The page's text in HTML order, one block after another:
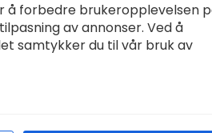
SENDER SAMME DAG I
KR 1000
å forbedre brukeropplevelsen
av annonser. Ved å
samtykker du til vår bruk av